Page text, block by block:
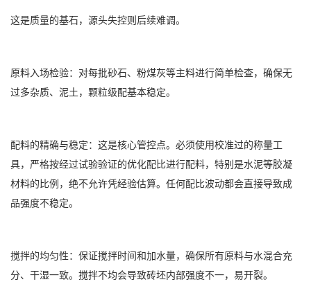
这是质量的基石，源头失控则后续难调。
原料入场检验：对每批砂石、粉煤灰等主料进行简单检查，确保无
过多杂质、泥土，颗粒级配基本稳定。
配料的精确与稳定：这是核心管控点。必须使用校准过的称量工
具，严格按经过试验验证的优化配比进行配料，特别是水泥等胶凝
材料的比例，绝不允许凭经验估算。任何配比波动都会直接导致成
品强度不稳定。
搅拌的均匀性：保证搅拌时间和加水量，确保所有原料与水混合充
分、干湿一致。搅拌不均会导致砖坯内部强度不一，易开裂。